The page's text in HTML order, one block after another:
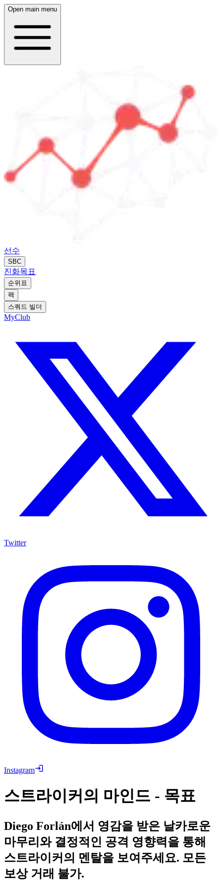
Open main menu
선수
SBC
진화목표
순위표
팩
스쿼드 빌더
MyClub
Twitter
Instagram
스트라이커의 마인드 - 목표
Diego Forlán에서 영감을 받은 날카로운
마무리와 결정적인 공격 영향력을 통해
스트라이커의 멘탈을 보여주세요. 모든
보상 거래 불가.